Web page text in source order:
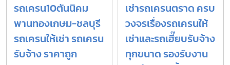
รถเครน10ตันนิคม
พานทองเกษม-ชลบุรี
รถเครนให้เช่า รถเครน
รับจ้าง ราคาถูก
เช่ารถเครนตราด ครบ
วงจรเรื่องรถเครนให้
เช่าและรถเฮี๊ยบรับจ้าง
ทุกขนาด รองรับงาน